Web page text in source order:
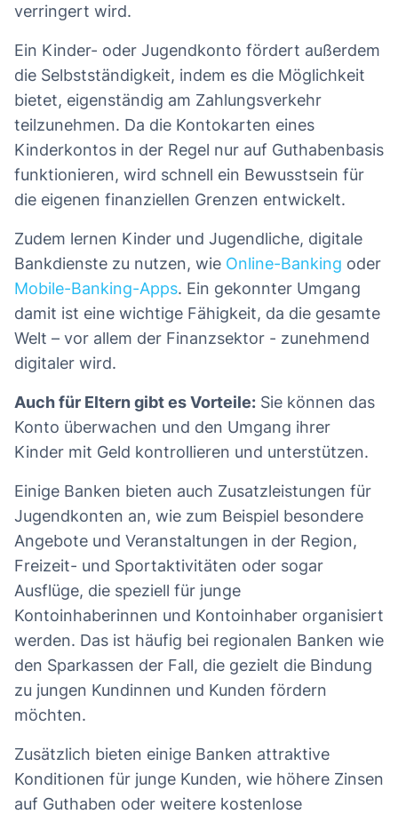
verringert wird.
Ein Kinder- oder Jugendkonto fördert außerdem
die Selbstständigkeit, indem es die Möglichkeit
bietet, eigenständig am Zahlungsverkehr
teilzunehmen. Da die Kontokarten eines
Kinderkontos in der Regel nur auf Guthabenbasis
funktionieren, wird schnell ein Bewusstsein für
die eigenen finanziellen Grenzen entwickelt.
Zudem lernen Kinder und Jugendliche, digitale
Bankdienste zu nutzen, wie Online-Banking oder
Mobile-Banking-Apps. Ein gekonnter Umgang
damit ist eine wichtige Fähigkeit, da die gesamte
Welt – vor allem der Finanzsektor - zunehmend
digitaler wird.
Auch für Eltern gibt es Vorteile: Sie können das
Konto überwachen und den Umgang ihrer
Kinder mit Geld kontrollieren und unterstützen.
Einige Banken bieten auch Zusatzleistungen für
Jugendkonten an, wie zum Beispiel besondere
Angebote und Veranstaltungen in der Region,
Freizeit- und Sportaktivitäten oder sogar
Ausflüge, die speziell für junge
Kontoinhaberinnen und Kontoinhaber organisiert
werden. Das ist häufig bei regionalen Banken wie
den Sparkassen der Fall, die gezielt die Bindung
zu jungen Kundinnen und Kunden fördern
möchten.
Zusätzlich bieten einige Banken attraktive
Konditionen für junge Kunden, wie höhere Zinsen
auf Guthaben oder weitere kostenlose